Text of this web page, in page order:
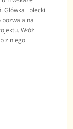
Główka i plecki
pozwala na
Włóż
z niego